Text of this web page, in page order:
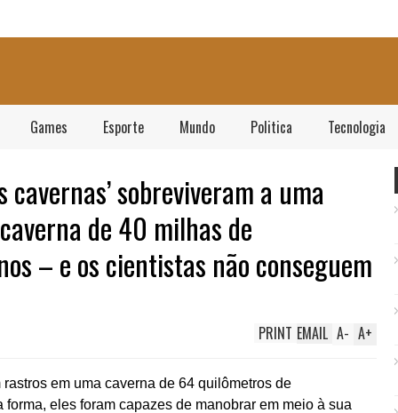
Games Esporte Mundo Politica Tecnologia
sobreviveram a uma
de 40 milhas de
– e os cientistas não conseguem
A+
A-
EMAIL
PRINT
em uma caverna de 64 quilômetros de
eles foram capazes de manobrar em meio à sua